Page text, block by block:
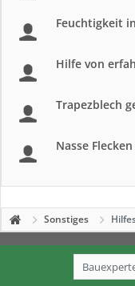
Feuchtigkeit
Hilfe von
Trapezblech
Nasse
Sonstiges